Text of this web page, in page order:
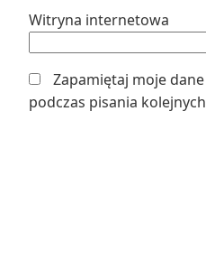
Witryna internetowa
Zapamiętaj moje
podczas pisania